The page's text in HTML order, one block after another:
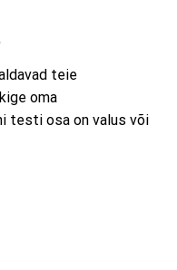
teie
oma
testi osa on valus või